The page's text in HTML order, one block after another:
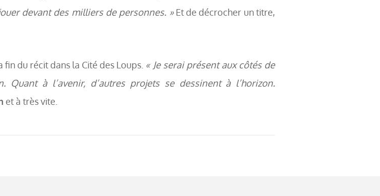
devant des milliers de personnes. »Et de décrocher un titre,
du récit dans la Cité des Loups. « Je serai présent aux côtés de
à l’avenir, d’autres projets se dessinent à l’horizon.
et à très vite.